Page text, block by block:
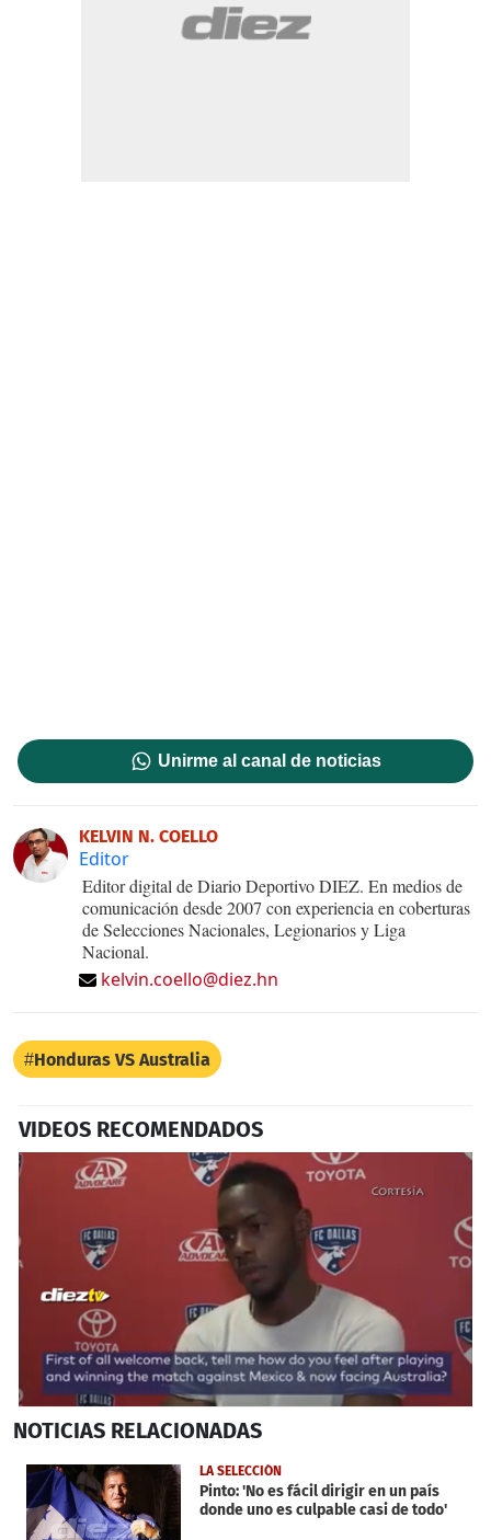
Unirme al canal de noticias
KELVIN N. COELLO
Editor
Editor digital de Diario Deportivo DIEZ. En medios de
comunicación desde 2007 con experiencia en coberturas
de Selecciones Nacionales, Legionarios y Liga
Nacional.
kelvin.coello@diez.hn
Honduras VS Australia
VIDEOS RECOMENDADOS
seconds
34
seconds
NOTICIAS RELACIONADAS
LA SELECCIÓN
Pinto: 'No es fácil dirigir en un país
donde uno es culpable casi de todo'